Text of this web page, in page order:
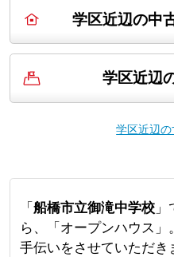
学区近辺の中
学区近辺
学区近辺
「 船橋市立御滝中学校」
ら、「オープンハウス
手伝いをさせていただき